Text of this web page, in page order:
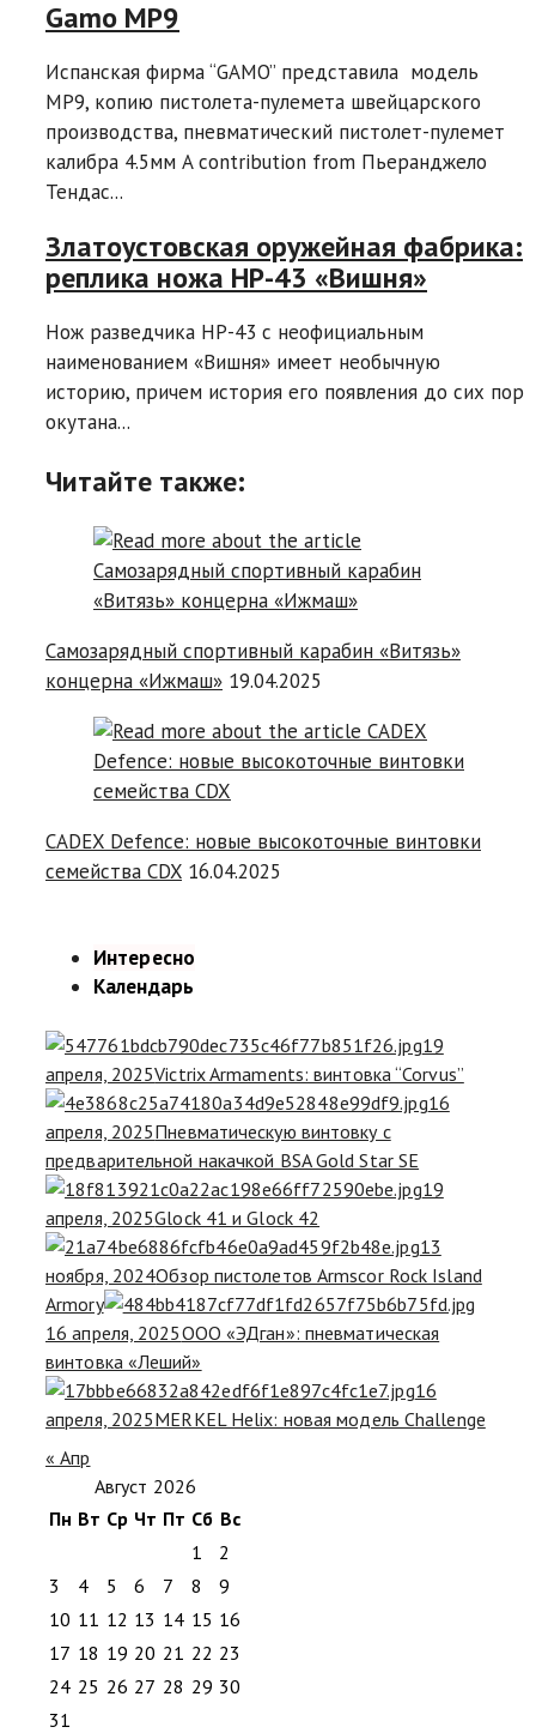
Gamo MP9
Испанская фирма “GAMO” представила модель
МР9, копию пистолета-пулемета швейцарского
производства, пневматический пистолет-пулемет
калибра 4.5мм A contribution from Пьеранджело
Тендас...
Златоустовская оружейная фабрика:
реплика ножа НР-43 «Вишня»
Нож разведчика НР-43 с неофициальным
наименованием «Вишня» имеет необычную
историю, причем история его появления до сих пор
окутана...
Читайте также:
Самозарядный спортивный карабин «Витязь»
концерна «Ижмаш» 19.04.2025
CADEX Defence: новые высокоточные винтовки
семейства CDX 16.04.2025
Интересно
Календарь
19
апреля, 2025Victrix Armaments: винтовка “Corvus”
16
апреля, 2025Пневматическую винтовку с
предварительной накачкой BSA Gold Star SE
19
апреля, 2025Glock 41 и Glock 42
13
ноября, 2024Обзор пистолетов Armscor Rock Island
Armory
16 апреля, 2025ООО «ЭДган»: пневматическая
винтовка «Леший»
16
апреля, 2025MERKEL Helix: новая модель Challenge
« Апр
Август 2026
Пн Вт Ср Чт Пт Сб Вс
1
2
3
4 5 6 7 8
9
10 11 12 13 14 15 16
17 18 19 20 21 22 23
24 25 26 27 28 29 30
31